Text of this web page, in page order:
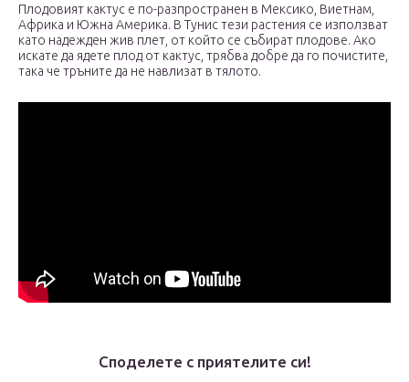
Плодовият кактус е по-разпространен в Мексико, Виетнам,
Африка и Южна Америка. В Тунис тези растения се използват
като надежден жив плет, от който се събират плодове. Ако
искате да ядете плод от кактус, трябва добре да го почистите,
така че тръните да не навлизат в тялото.
Споделете с приятелите си!